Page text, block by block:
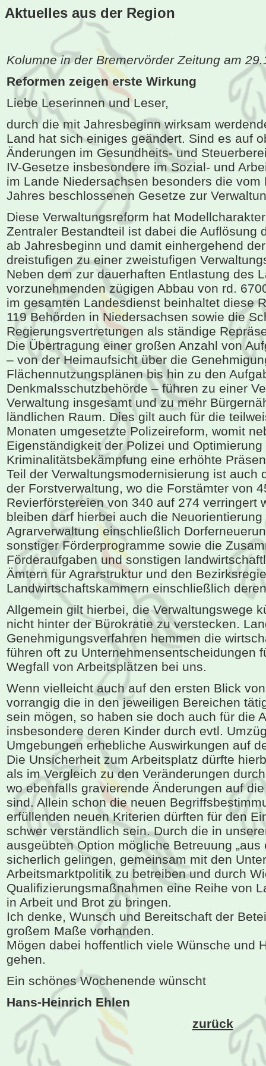
Aktuelles aus der Region
Kolumne in der Bremervörder Zeitung am
Reformen zeigen erste Wirkung
Liebe Leserinnen und Leser,
durch die mit Jahresbeginn wirksam
Land hat sich einiges geändert. Sind es auf
Änderungen im Gesundheits- und
IV-Gesetze insbesondere im Sozial- und
im Lande Niedersachsen besonders die
Jahres beschlossenen Gesetze zur
Diese Verwaltungsreform hat
Zentraler Bestandteil ist dabei die Auflösung
ab Jahresbeginn und damit einhergehend
dreistufigen zu einer zweistufigen
Neben dem zur dauerhaften Entlastung des
vorzunehmenden zügigen Abbau von rd.
im gesamten Landesdienst beinhaltet diese
119 Behörden in Niedersachsen sowie die
Regierungsvertretungen als ständige
Die Übertragung einer großen Anzahl von
– von der Heimaufsicht über die
Flächennutzungsplänen bis hin zu den
Denkmalsschutzbehörde – führen zu einer
Verwaltung insgesamt und zu mehr
ländlichen Raum. Dies gilt auch für die
Monaten umgesetzte Polizeireform, womit
Eigenständigkeit der Polizei und Optimierung
Kriminalitätsbekämpfung eine erhöhte
Teil der Verwaltungsmodernisierung ist auch
der Forstverwaltung, wo die Forstämter von
Revierförstereien von 340 auf 274 verringert
bleiben darf hierbei auch die
Agrarverwaltung einschließlich
sonstiger Förderprogramme sowie die
Förderaufgaben und sonstigen
Ämtern für Agrarstruktur und den
Landwirtschaftskammern einschließlich
Allgemein gilt hierbei, die Verwaltungswege
nicht hinter der Bürokratie zu verstecken.
Genehmigungsverfahren hemmen die
führen oft zu Unternehmensentscheidungen
Wegfall von Arbeitsplätzen bei uns.
Wenn vielleicht auch auf den ersten Blick
vorrangig die in den jeweiligen Bereichen
sein mögen, so haben sie doch auch für die
insbesondere deren Kinder durch evtl.
Umgebungen erhebliche Auswirkungen auf
Die Unsicherheit zum Arbeitsplatz dürfte
als im Vergleich zu den Veränderungen
wo ebenfalls gravierende Änderungen auf
sind. Allein schon die neuen
erfüllenden neuen Kriterien dürften für den
schwer verständlich sein. Durch die in
ausgeübten Option mögliche Betreuung „aus
sicherlich gelingen, gemeinsam mit den
Arbeitsmarktpolitik zu betreiben und durch
Qualifizierungsmaßnahmen eine Reihe von
in Arbeit und Brot zu bringen.
Ich denke, Wunsch und Bereitschaft der
großem Maße vorhanden.
Mögen dabei hoffentlich viele Wünsche und
gehen.
Ein schönes Wochenende wünscht
Hans-Heinrich Ehlen
zurück